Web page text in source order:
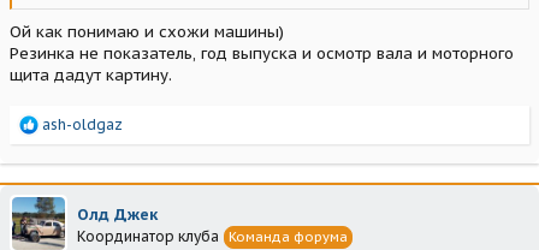
Ой как понимаю и схожи машины)
Резинка не показатель, год выпуска и осмотр вала и моторного
щита дадут картину.
Р
а
к
ц
и
и
ash-oldgaz
Олд Джек
Координатор клуба Команда форума